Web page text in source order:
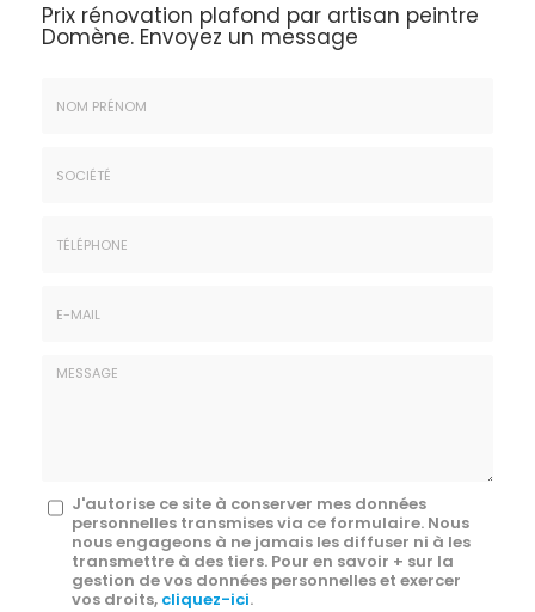
Prix rénovation plafond par artisan peintre
Domène. Envoyez un message
Message
J'autorise ce site à conserver mes données
personnelles transmises via ce formulaire. Nous
nous engageons à ne jamais les diffuser ni à les
transmettre à des tiers. Pour en savoir + sur la
gestion de vos données personnelles et exercer
vos droits, cliquez-ici.